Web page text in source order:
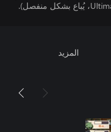
المزيد